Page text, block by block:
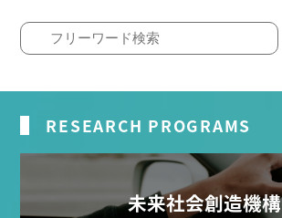
RESEARCH PROGRAMS
未来社会創造機構